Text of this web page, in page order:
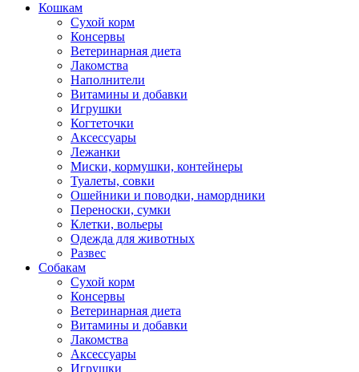
Кошкам
Сухой корм
Консервы
Ветеринарная диета
Лакомства
Наполнители
Витамины и добавки
Игрушки
Когтеточки
Аксессуары
Лежанки
Миски, кормушки, контейнеры
Туалеты, совки
Ошейники и поводки, намордники
Переноски, сумки
Клетки, вольеры
Одежда для животных
Развес
Собакам
Сухой корм
Консервы
Ветеринарная диета
Витамины и добавки
Лакомства
Аксессуары
Игрушки